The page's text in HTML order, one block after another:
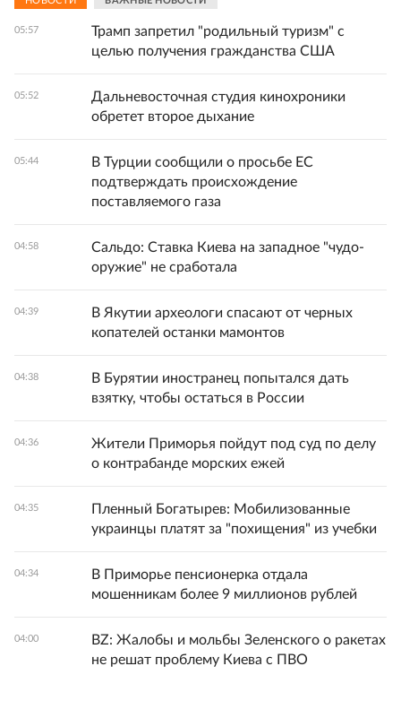
05:57
Трамп запретил "родильный туризм" с
целью получения гражданства США
05:52
Дальневосточная студия кинохроники
обретет второе дыхание
05:44
В Турции сообщили о просьбе ЕС
подтверждать происхождение
поставляемого газа
04:58
Сальдо: Ставка Киева на западное "чудо-
оружие" не сработала
04:39
В Якутии археологи спасают от черных
копателей останки мамонтов
04:38
В Бурятии иностранец попытался дать
взятку, чтобы остаться в России
04:36
Жители Приморья пойдут под суд по делу
о контрабанде морских ежей
04:35
Пленный Богатырев: Мобилизованные
украинцы платят за "похищения" из учебки
04:34
В Приморье пенсионерка отдала
мошенникам более 9 миллионов рублей
04:00
BZ: Жалобы и мольбы Зеленского о ракетах
не решат проблему Киева с ПВО